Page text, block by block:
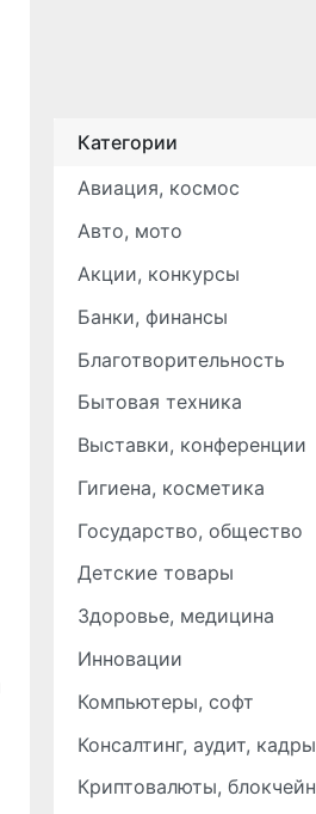
Категории
Авиация, космос
Авто, мото
Акции, конкурсы
Банки, финансы
Благотворительность
Бытовая техника
Выставки, конференции
Гигиена, косметика
Государство, общество
Детские товары
Здоровье, медицина
Инновации
Компьютеры, софт
Консалтинг, аудит, кадры
Криптовалюты, блокчейн